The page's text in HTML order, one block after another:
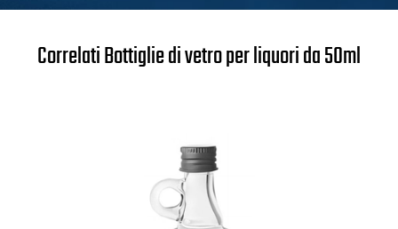
Correlati Bottiglie di vetro per liquori da 50ml